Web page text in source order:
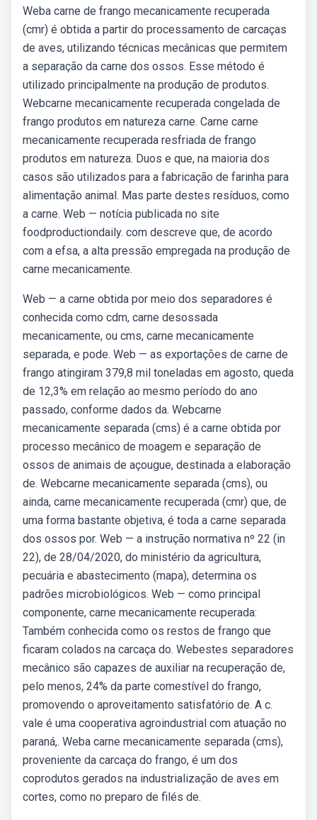
Weba carne de frango mecanicamente recuperada
(cmr) é obtida a partir do processamento de carcaças
de aves, utilizando técnicas mecânicas que permitem
a separação da carne dos ossos. Esse método é
utilizado principalmente na produção de produtos.
Webcarne mecanicamente recuperada congelada de
frango produtos em natureza carne. Carne carne
mecanicamente recuperada resfriada de frango
produtos em natureza. Duos e que, na maioria dos
casos são utilizados para a fabricação de farinha para
alimentação animal. Mas parte destes resíduos, como
a carne. Web — notícia publicada no site
foodproductiondaily. com descreve que, de acordo
com a efsa, a alta pressão empregada na produção de
carne mecanicamente.
Web — a carne obtida por meio dos separadores é
conhecida como cdm, carne desossada
mecanicamente, ou cms, carne mecanicamente
separada, e pode. Web — as exportações de carne de
frango atingiram 379,8 mil toneladas em agosto, queda
de 12,3% em relação ao mesmo período do ano
passado, conforme dados da. Webcarne
mecanicamente separada (cms) é a carne obtida por
processo mecânico de moagem e separação de
ossos de animais de açougue, destinada a elaboração
de. Webcarne mecanicamente separada (cms), ou
ainda, carne mecanicamente recuperada (cmr) que, de
uma forma bastante objetiva, é toda a carne separada
dos ossos por. Web — a instrução normativa nº 22 (in
22), de 28/04/2020, do ministério da agricultura,
pecuária e abastecimento (mapa), determina os
padrões microbiológicos. Web — como principal
componente, carne mecanicamente recuperada:
Também conhecida como os restos de frango que
ficaram colados na carcaça do. Webestes separadores
mecânico são capazes de auxiliar na recuperação de,
pelo menos, 24% da parte comestível do frango,
promovendo o aproveitamento satisfatório de. A c.
vale é uma cooperativa agroindustrial com atuação no
paraná,. Weba carne mecanicamente separada (cms),
proveniente da carcaça do frango, é um dos
coprodutos gerados na industrialização de aves em
cortes, como no preparo de filés de.